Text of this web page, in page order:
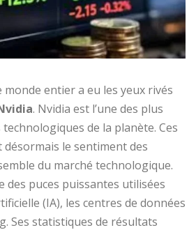
monde entier a eu les yeux rivés
. Nvidia est l’une des plus
de la planète. Ces
le sentiment des
du marché technologique.
des puces puissantes utilisées
(IA), les centres de données
Ses statistiques de résultats